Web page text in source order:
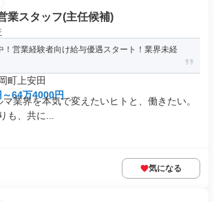
業スタッフ(主任候補)
！営業経験者向け給与優遇スタート！業界未経
町上安田
64万4000円
業界を本気で変えたいヒトと、働きたい。
も、共に...
気になる